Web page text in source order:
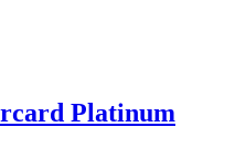
Platinum